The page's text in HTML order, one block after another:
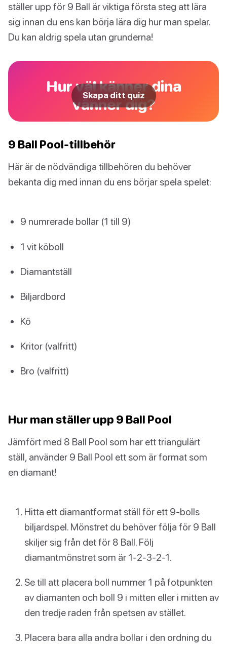
ställer upp för 9 Ball är viktiga första steg att lära
sig innan du ens kan börja lära dig hur man spelar.
Du kan aldrig spela utan grunderna!
Hur väl känner dina
vänner dig?
Skapa ditt quiz
9 Ball Pool-tillbehör
Här är de nödvändiga tillbehören du behöver
bekanta dig med innan du ens börjar spela spelet:
9 numrerade bollar (1 till 9)
1 vit köboll
Diamantställ
Biljardbord
Kö
Kritor (valfritt)
Bro (valfritt)
Hur man ställer upp 9 Ball Pool
Jämfört med 8 Ball Pool som har ett triangulärt
ställ, använder 9 Ball Pool ett som är format som
en diamant!
Hitta ett diamantformat ställ för ett 9-bolls
biljardspel. Mönstret du behöver följa för 9 Ball
skiljer sig från det för 8 Ball. Följ
diamantmönstret som är 1-2-3-2-1.
Se till att placera boll nummer 1 på fotpunkten
av diamanten och boll 9 i mitten eller i mitten av
den tredje raden från spetsen av stället.
Placera bara alla andra bollar i den ordning du